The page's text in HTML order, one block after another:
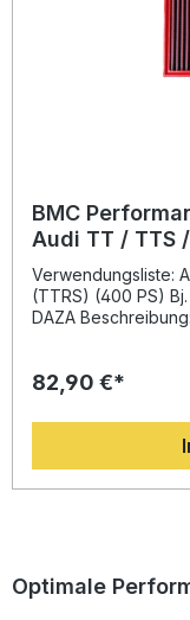
BMC
Audi TT / TTS /
(400 PS) Bj.
Verwendungsliste:
(TTRS) (400 PS) Bj.
DAZA
Dank der
Formel 1
maximale Effizienz
Motors.Das
sorgt dafür, dass
perfekte Passform
Bruchstellen.Durch
82,90 €*
Optimale